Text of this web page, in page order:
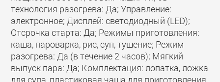
технология разогрева: Да; Управление:
электронное; Дисплей: светодиодный (LED);
Отсрочка старта: Да; Режимы приготовления:
каша, пароварка, рис, суп, тушение; Режим
разогрева: Да (в течение 2 часов); Мягкий
выпуск пара: Да; Комплектация: лопатка, ложка